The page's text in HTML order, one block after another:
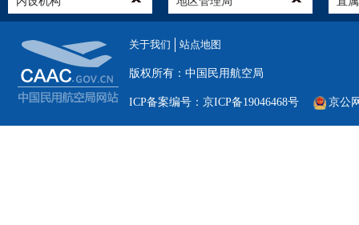
关于我们 站点地图
版权所有：中国民用航空局
ICP备案编号：京ICP备19046468号 京公